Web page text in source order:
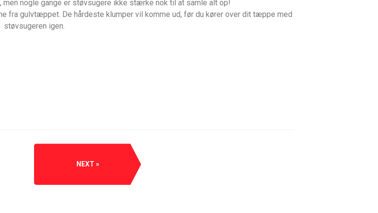
nogle gange er støvsugere ikke stærke nok til at samle alt op!
fra gulvtæppet. De hårdeste klumper vil komme ud, før du kører over dit tæppe med
støvsugeren igen.
NEXT